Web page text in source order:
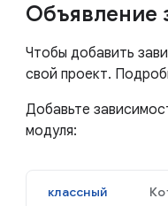
Объявление
Чтобы добавить
свой проект.
Добавьте
модуля:
классный